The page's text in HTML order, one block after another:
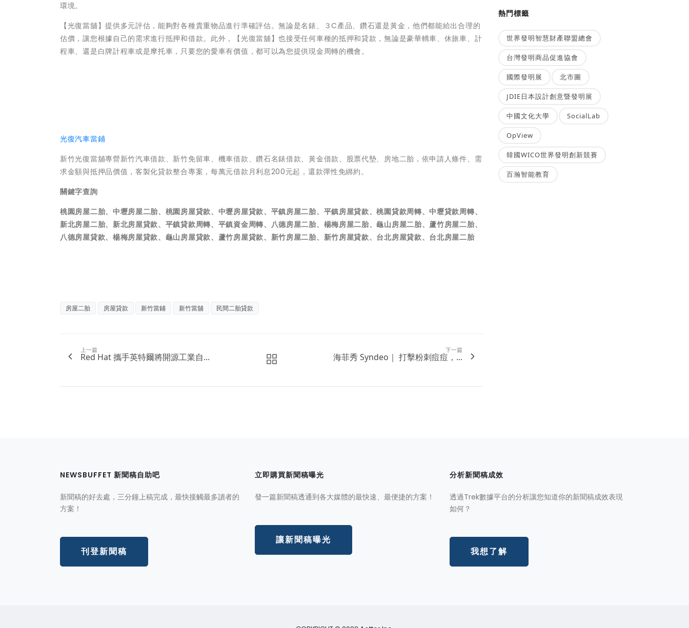
環境。
【光復當舖】提供多元評估，能夠對各種貴重物品進行準確評估。無論是名錶、３C產品、鑽石還是黃金，他們都能給出合理的
估價，讓您根據自己的需求進行抵押和借款。此外，【光復當舖】也接受任何車種的抵押和貸款，無論是豪華轎車、休旅車、計
程車、還是白牌計程車或是摩托車，只要您的愛車有價值，都可以為您提供現金周轉的機會。
光復汽車當鋪
新竹光復當舖專營新竹汽車借款、新竹免留車、機車借款、鑽石名錶借款、黃金借款、股票代墊、房地二胎，依申請人條件、需
求金額與抵押品價值，客製化貸款整合專案，每萬元借款月利息200元起，還款彈性免綁約。
關鍵字查詢
桃園房屋二胎、中壢房屋二胎、桃園房屋貸款、中壢房屋貸款、平鎮房屋二胎、平鎮房屋貸款、桃園貸款周轉、中壢貸款周轉、
新北房屋二胎、新北房屋貸款、平鎮貸款周轉、平鎮資金周轉、八德房屋二胎、楊梅房屋二胎、龜山房屋二胎、蘆竹房屋二胎、
八德房屋貸款、楊梅房屋貸款、龜山房屋貸款、蘆竹房屋貸款、新竹房屋二胎、新竹房屋貸款、台北房屋貸款、台北房屋二胎
房屋二胎 房屋貸款 新竹當鋪 新竹當舖 民間二胎貸款
上一篇
Red Hat 攜手英特爾將開源工業自...
下一篇
海菲秀 Syndeo｜ 打擊粉刺痘痘，...
熱門標籤
世界發明智慧財產聯盟總會
台灣發明商品促進協會
國際發明展 北市圖
JDIE日本設計創意暨發明展
中國文化大學 SocialLab
OpView
韓國WICO世界發明創新競賽
百瀚智能教育
NEWSBUFFET 新聞稿自助吧
新聞稿的好去處，三分鐘上稿完成，最快接觸最多讀者的
方案！
刊登新聞稿
立即購買新聞稿曝光
發一篇新聞稿透通到各大媒體的最快速、最便捷的方案！
讓新聞稿曝光
分析新聞稿成效
透過Trek數據平台的分析讓您知道你的新聞稿成效表現
如何？
我想了解